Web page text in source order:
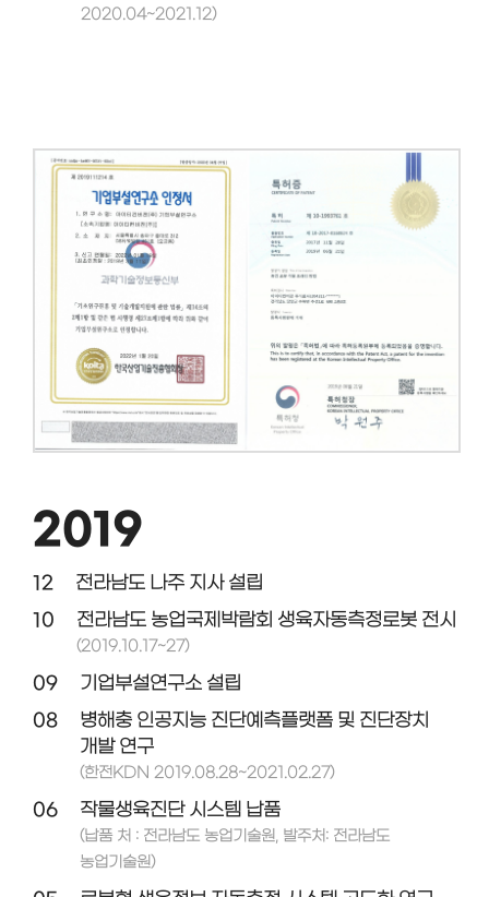
2020.04~2021.12)
2019
12
전라남도 나주 지사 설립
10
전라남도 농업국제박람회 생육자동측정로봇 전시
(2019.10.17~27)
09
기업부설연구소 설립
08
병해충 인공지능 진단예측플랫폼 및 진단장치
개발 연구
(한전KDN 2019.08.28~2021.02.27)
06 작물생육진단 시스템 납품
(납품 처 : 전라남도 농업기술원, 발주처: 전라남도
농업기술원)